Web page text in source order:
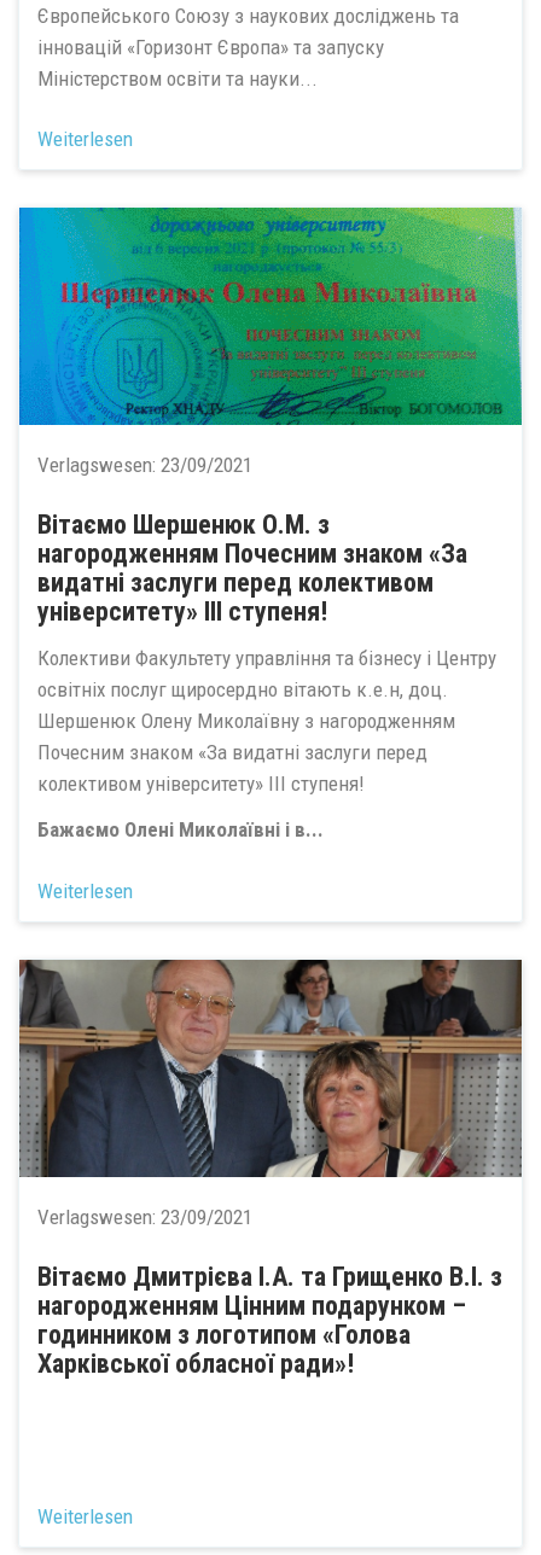
Європейського Союзу з наукових досліджень та
інновацій «Горизонт Європа» та запуску
Міністерством освіти та науки...
Weiterlesen
Verlagswesen: 23/09/2021
Вітаємо Шершенюк О.М. з
нагородженням Почесним знаком «За
видатні заслуги перед колективом
університету» ІІІ ступеня!
Колективи Факультету управління та бізнесу і Центру
освітніх послуг щиросердно вітають к.е.н, доц.
Шершенюк Олену Миколаївну з нагородженням
Почесним знаком «За видатні заслуги перед
колективом університету» ІІІ ступеня!
Бажаємо Олені Миколаївні і в...
Weiterlesen
Verlagswesen: 23/09/2021
Вітаємо Дмитрієва І.А. та Грищенко В.І. з
нагородженням Цінним подарунком –
годинником з логотипом «Голова
Харківської обласної ради»!
Weiterlesen